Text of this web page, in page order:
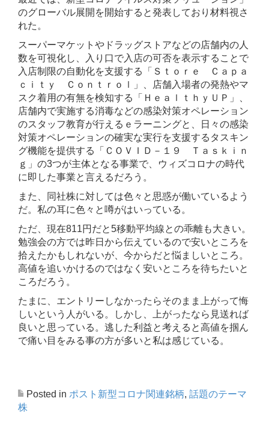
のグローバル展開を開始すると発表しており材料視さ
れた。
スーパーマケットやドラッグストアなどの店舗内の人
数を可視化し、入り口で入店の可否を表示することで
入店制限の自動化を支援する「Ｓｔｏｒｅ Ｃａｐａ
ｃｉｔｙ Ｃｏｎｔｒｏｌ」、店舗入場者の発熱やマ
スク着用の有無を検知する「ＨｅａｌｔｈｙＵＰ」、
店舗内で実施する消毒などの感染対策オペレーション
のスタッフ教育が行えるｅラーニングと、日々の感染
対策オペレーションの確実な実行を支援するタスキン
グ機能を提供する「ＣＯＶＩＤ－１９ Ｔａｓｋｉｎ
ｇ」の3つが主体となる事業で、ウィズコロナの時代
に即した事業と言えるだろう。
また、同社株に対しては色々と思惑が働いているよう
だ。私の耳に色々と噂がはいっている。
ただ、現在811円だと5移動平均線との乖離も大きい。
勉強会の方では昨日から伝えているので安いところを
拾えたかもしれないが、今からだと悩ましいところ。
高値を追いかけるのではなく安いところを待ちたいと
ころだろう。
たまに、エントリーしなかったらそのまま上がって悔
しいという人がいる。しかし、上がったなら見送れば
良いと思っている。逃した利益と考えると高値を掴ん
で痛い目をみる事の方が多いと私は感じている。
Posted in ポスト新型コロナ関連銘柄, 話題のテーマ
株